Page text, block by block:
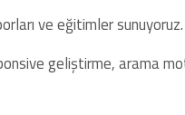
ve eğitimler sunuyoruz.
geliştirme, arama